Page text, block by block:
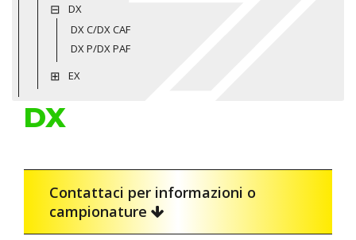
DX
DX C/DX CAF
DX P/DX PAF
EX
DX
Contattaci per informazioni o
campionature